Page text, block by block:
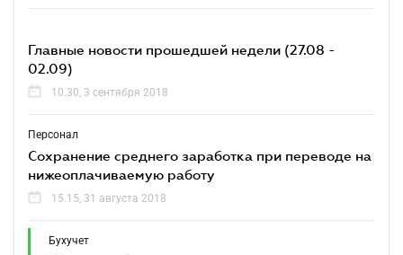
Главные новости прошедшей недели (27.08 -
02.09)
10.30, 3 сентября 2018
Персонал
Сохранение среднего заработка при переводе на
нижеоплачиваемую работу
15.15, 31 августа 2018
Бухучет